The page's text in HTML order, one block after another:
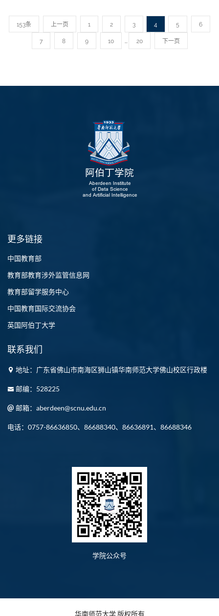
153条 上一页 1 2 3 4 5 6
7 8 9 10 .. 20 下一页
更多链接
中国教育部
教育部教育涉外监管信息网
教育部留学服务中心
中国教育国际交流协会
英国阿伯丁大学
联系我们
地址：广东省佛山市南海区狮山镇华南师范大学佛山校区行政楼
邮编：528225
邮箱：aberdeen@scnu.edu.cn
电话：0757-86636850、86688340、86636891、86688346
学院公众号
华南师范大学 版权所有